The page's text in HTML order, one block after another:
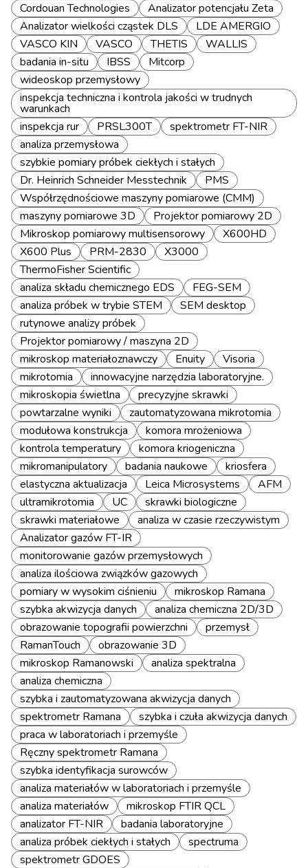
Cordouan Technologies
Analizator potencjału Zeta
Analizator wielkości cząstek DLS
LDE AMERGIO
VASCO KIN
VASCO THETIS
WALLIS
badania in-situ
IBSS
Mitcorp
wideoskop przemysłowy
inspekcja techniczna i kontrola jakości w trudnych
warunkach
inspekcja rur
PRSL300T
spektrometr FT-NIR
analiza przemysłowa
szybkie pomiary próbek ciekłych i stałych
Dr. Heinrich Schneider Messtechnik
PMS
Współrzędnościowe maszyny pomiarowe (CMM)
maszyny pomiarowe 3D
Projektor pomiarowy 2D
Mikroskop pomiarowy multisensorowy
X600HD
X600 Plus
PRM-2830
X3000
ThermoFisher Scientific
analiza składu chemicznego EDS
FEG-SEM
analiza próbek w trybie STEM
SEM desktop
rutynowe analizy próbek
Projektor pomiarowy / maszyna 2D
mikroskop materiałoznawczy
Enuity
Visoria
mikrotomia
innowacyjne narzędzia laboratoryjne.
mikroskopia świetlna
precyzyjne skrawki
powtarzalne wyniki
zautomatyzowana mikrotomia
modułowa konstrukcja
komora mrożeniowa
kontrola temperatury
komora kriogeniczna
mikromanipulatory
badania naukowe
kriosfera
elastyczna aktualizacja
Leica Microsystems
AFM
ultramikrotomia
UC
skrawki biologiczne
skrawki materiałowe
analiza w czasie rzeczywistym
Analizator gazów FT-IR
monitorowanie gazów przemysłowych
analiza ilościowa związków gazowych
pomiary w wysokim ciśnieniu
mikroskop Ramana
szybka akwizycja danych
analiza chemiczna 2D/3D
obrazowanie topografii powierzchni
przemysł
RamanTouch
obrazowanie 3D
mikroskop Ramanowski
analiza spektralna
analiza chemiczna
szybka i zautomatyzowana akwizycja danych
spektrometr Ramana
szybka i czuła akwizycja danych
praca w laboratoriach i przemyśle
Ręczny spektrometr Ramana
szybka identyfikacja surowców
analiza materiałów w laboratoriach i przemyśle
analiza materiałów
mikroskop FTIR QCL
analizator FT-NIR
badania laboratoryjne
analiza próbek ciekłych i stałych
spectruma
spektrometr GDOES